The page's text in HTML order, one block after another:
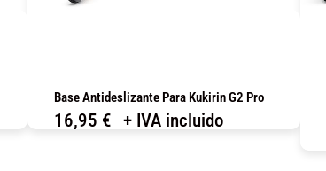
Base Antideslizante Para Kukirin G2 Pro
16,95 € + IVA incluido